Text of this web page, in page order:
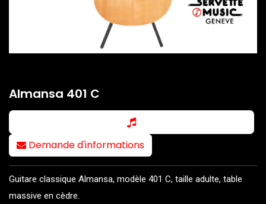
Almansa 401 C
Demande d'informations
Guitare classique Almansa, modèle 401 C, taille adulte, table
massive en cèdre.